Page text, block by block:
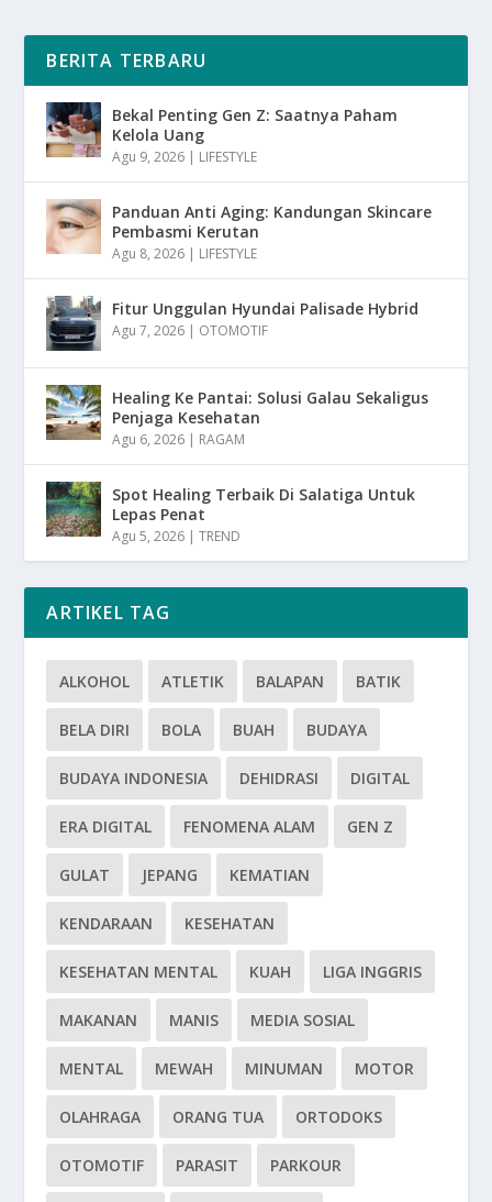
BERITA TERBARU
Bekal Penting Gen Z: Saatnya Paham
Kelola Uang
Agu 9, 2026 | LIFESTYLE
Panduan Anti Aging: Kandungan Skincare
Pembasmi Kerutan
Agu 8, 2026 | LIFESTYLE
Fitur Unggulan Hyundai Palisade Hybrid
Agu 7, 2026 | OTOMOTIF
Healing Ke Pantai: Solusi Galau Sekaligus
Penjaga Kesehatan
Agu 6, 2026 | RAGAM
Spot Healing Terbaik Di Salatiga Untuk
Lepas Penat
Agu 5, 2026 |TREND
ARTIKEL TAG
ALKOHOL ATLETIK BALAPAN BATIK
BELA DIRI BOLA BUAH BUDAYA
BUDAYA INDONESIA DEHIDRASI DIGITAL
ERA DIGITAL FENOMENA ALAM GEN Z
GULAT JEPANG KEMATIAN
KENDARAAN KESEHATAN
KESEHATAN MENTAL KUAH LIGA INGGRIS
MAKANAN MANIS MEDIA SOSIAL
MENTAL MEWAH MINUMAN MOTOR
OLAHRAGA ORANG TUA ORTODOKS
OTOMOTIF PARASIT PARKOUR